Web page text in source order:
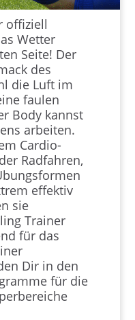
offiziell
Wetter
Seite! Der
des
die Luft im
faulen
Body kannst
arbeiten.
Cardio-
Radfahren,
effektiv
sie
Trainer
für das
Dir in den
für die